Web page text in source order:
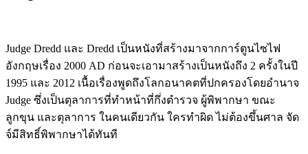
Judge Dredd และ Dredd เป็นหนังที่สร้างมาจากการ์ตูนไซไฟ
อังกฤษเรื่อง 2000 AD ก่อนจะเอามาสร้างเป็นหนังถึง 2 ครั้งในปี
1995 และ 2012 เนื้อเรื่องพูดถึงโลกอนาคตที่ปกครองโดยอำนาจ
Judge ซึ่งเป็นตุลาการที่ทำหน้าที่กึ่งตำรวจ ผู้พิพากษา ขณะ
ลูกขุน และตุลาการ ในคนเดียวกัน ใครทำผิด ไม่ต้องขึ้นศาล จัด
จ์มีสิทธิ์พิพากษาได้ทันที